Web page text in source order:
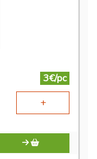
3€/pc
+